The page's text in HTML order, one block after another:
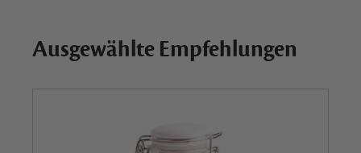
Ausgewählte Empfehlungen